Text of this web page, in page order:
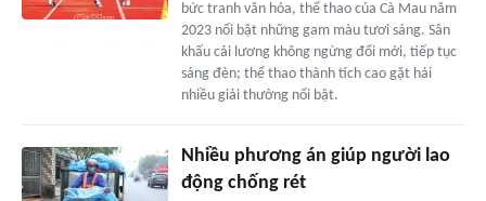
bức tranh văn hóa, thể thao của Cà Mau năm
2023 nổi bật những gam màu tươi sáng. Sân
khấu cải lương không ngừng đổi mới, tiếp tục
sáng đèn; thể thao thành tích cao gặt hái
nhiều giải thưởng nổi bật.
Nhiều phương án giúp người lao
động chống rét